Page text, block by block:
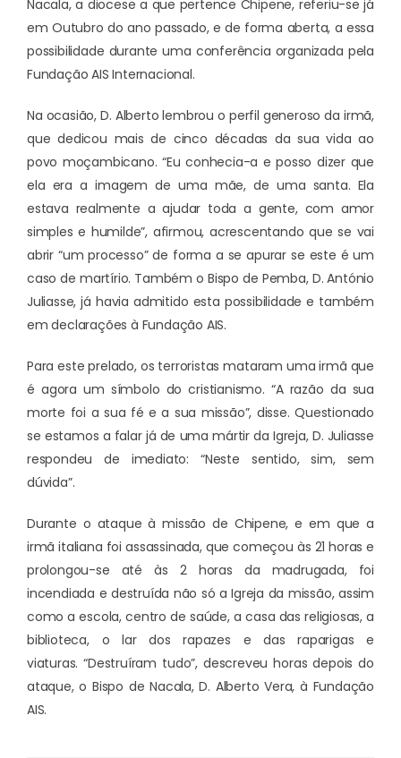
Nacala, a diocese a que pertence Chipene, referiu-se já
em Outubro do ano passado, e de forma aberta, a essa
possibilidade durante uma conferência organizada pela
Fundação AIS Internacional.
Na ocasião, D. Alberto lembrou o perfil generoso da irmã,
que dedicou mais de cinco décadas da sua vida ao
povo moçambicano. “Eu conhecia-a e posso dizer que
ela era a imagem de uma mãe, de uma santa. Ela
estava realmente a ajudar toda a gente, com amor
simples e humilde”, afirmou, acrescentando que se vai
abrir “um processo” de forma a se apurar se este é um
caso de martírio. Também o Bispo de Pemba, D. António
Juliasse, já havia admitido esta possibilidade e também
em declarações à Fundação AIS.
Para este prelado, os terroristas mataram uma irmã que
é agora um símbolo do cristianismo. “A razão da sua
morte foi a sua fé e a sua missão”, disse. Questionado
se estamos a falar já de uma mártir da Igreja, D. Juliasse
respondeu de imediato: “Neste sentido, sim, sem
dúvida”.
Durante o ataque à missão de Chipene, e em que a
irmã italiana foi assassinada, que começou às 21 horas e
prolongou-se até às 2 horas da madrugada, foi
incendiada e destruída não só a Igreja da missão, assim
como a escola, centro de saúde, a casa das religiosas, a
biblioteca, o lar dos rapazes e das raparigas e
viaturas. “Destruíram tudo”, descreveu horas depois do
ataque, o Bispo de Nacala, D. Alberto Vera, à Fundação
AIS.